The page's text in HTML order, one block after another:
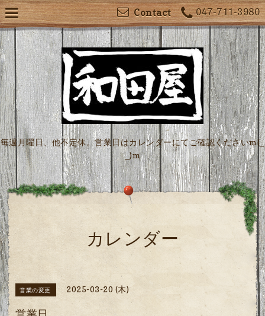
047-711-3980
Contact
毎週月曜日、他不定休。営業日はカレンダーにてご確認くださいm(_
_)m
カレンダー
営業の変更 2025-03-20 (木)